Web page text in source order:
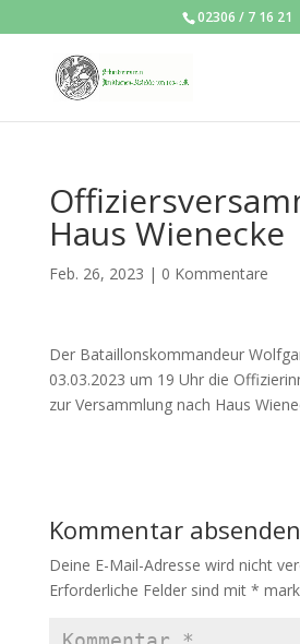
02306 / 7 16 21
Haus Wienecke
Feb. 26, 2023 | 0 Kommentare
Der Bataillonskommandeur
03.03.2023 um 19 Uhr die
zur Versammlung nach Haus
Kommentar absenden
Deine E-Mail-Adresse wird nicht
Erforderliche Felder sind mit *